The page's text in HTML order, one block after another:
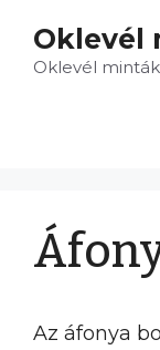
tartalomba
Oklevél
Oklevél
Az áfonya